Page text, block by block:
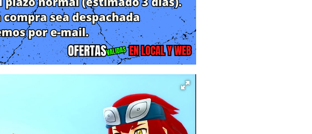
Ruina
para poner en el centro un concepto
En el primer título de la colección, la historia
oscura calamidad conocida como la Plaga
Piedra de Vínculo de manos de su difunto
al mundo, descubriendo los secretos
a los monstruos no como presas, sino como